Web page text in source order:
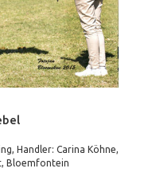
Handler: Carina Köhne,
Bloemfontein